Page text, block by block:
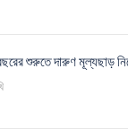
শুরুতে দারুণ মূল্যছাড়